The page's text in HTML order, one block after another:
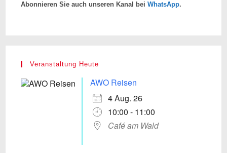
Abonnieren Sie auch unseren Kanal beiWhatsApp.
Veranstaltung Heute
AWO Reisen
4 Aug. 26
10:00 - 11:00
Café am Wald